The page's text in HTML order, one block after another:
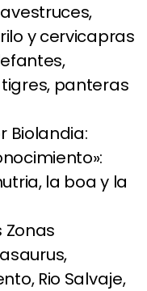
y cervicapras
panteras
Biolandia:
la boa y la
Zonas
Rio Salvaje,